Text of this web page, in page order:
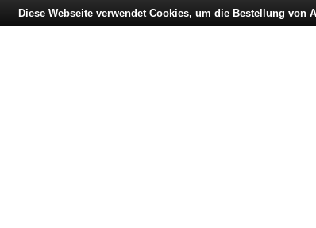
Diese Webseite verwendet Cookies, um die Bestellung von